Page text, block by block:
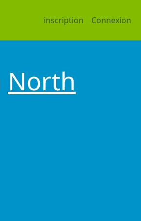
inscription Connexion
North